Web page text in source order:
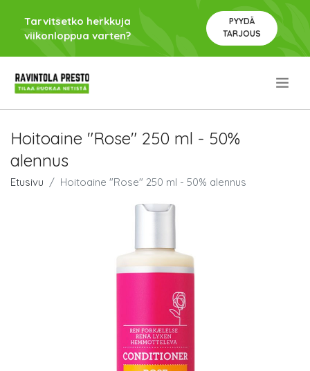
Tarvitsetko herkkuja
viikonloppua varten?
PYYDÄ
TARJOUS
Hoitoaine "Rose" 250 ml - 50%
alennus
Etusivu Hoitoaine "Rose" 250 ml - 50% alennus